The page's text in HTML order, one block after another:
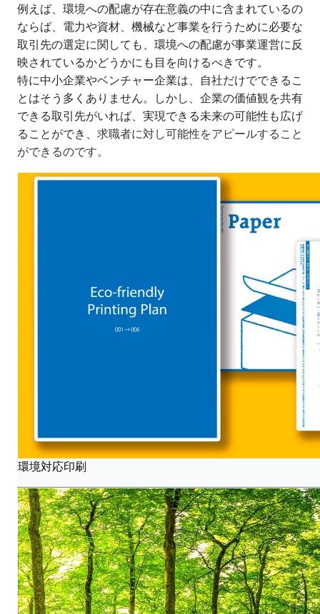
例えば、環境への配慮が存在意義の中に含まれているの
ならば、電力や資材、機械など事業を行うために必要な
取引先の選定に関しても、環境への配慮が事業運営に反
映されているかどうかにも目を向けるべきです。
特に中小企業やベンチャー企業は、自社だけでできるこ
とはそう多くありません。しかし、企業の価値観を共有
できる取引先がいれば、実現できる未来の可能性も広げ
ることができ、 求職者に対し可能性をアピールすること
ができるのです。
環境対応印刷